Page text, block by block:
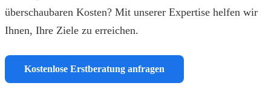
überschaubaren Kosten? Mit unserer Expertise helfen wir
Ihnen, Ihre Ziele zu erreichen.
Kostenlose Erstberatung anfragen